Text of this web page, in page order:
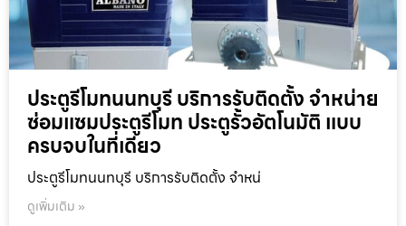
ประตูรีโมทนนทบุรี บริการรับติดตั้ง จำหน่าย
ซ่อมแซมประตูรีโมท ประตูรั้วอัตโนมัติ แบบ
ครบจบในที่เดียว
ประตูรีโมทนนทบุรี บริการรับติดตั้ง จำหน่
ดูเพิ่มเติม »